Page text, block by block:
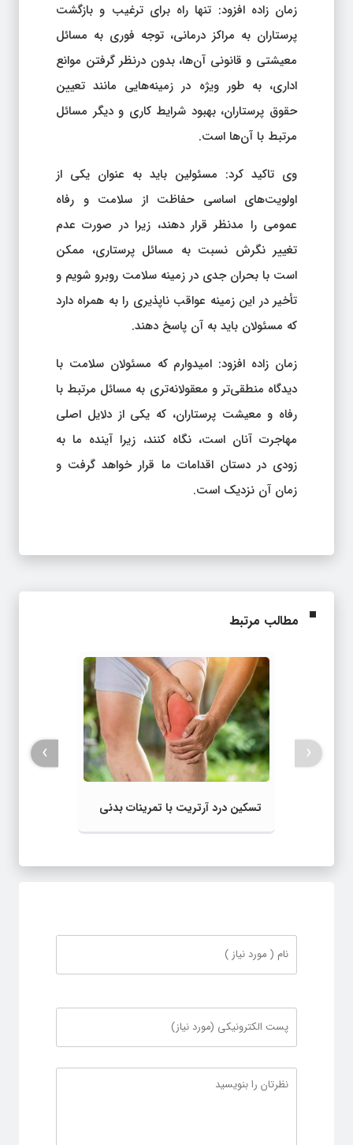
زمان زاده افزود: تنها راه برای ترغیب و بازگشت
پرستاران به مراکز درمانی، توجه فوری به مسائل
معیشتی و قانونی آن‌ها، بدون درنظر گرفتن موانع
اداری، به طور ویژه در زمینه‌هایی مانند تعیین
حقوق پرستاران، بهبود شرایط کاری و دیگر مسائل
مرتبط با آن‌ها است.
وی تاکید کرد: مسئولین باید به عنوان یکی از
اولویت‌های اساسی حفاظت از سلامت و رفاه
عمومی را مدنظر قرار دهند، زیرا در صورت عدم
تغییر نگرش نسبت به مسائل پرستاری، ممکن
است با بحران جدی در زمینه سلامت روبرو شویم و
تأخیر در این زمینه عواقب ناپذیری را به همراه دارد
که مسئولان باید به آن پاسخ دهند.
زمان زاده افزود: امیدوارم که مسئولان سلامت با
دیدگاه منطقی‌تر و معقولانه‌تری به مسائل مرتبط با
رفاه و معیشت پرستاران، که یکی از دلایل اصلی
مهاجرت آنان است، نگاه کنند، زیرا آینده ما به
زودی در دستان اقدامات ما قرار خواهد گرفت و
زمان آن نزدیک است.
مطالب مرتبط
تسکین درد آرتریت با تمرینات بدنی
‹
›